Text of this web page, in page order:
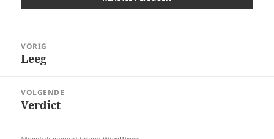
navigatie
VORIG
Vorig
Leeg
VOLGENDE
Volgend
Verdict